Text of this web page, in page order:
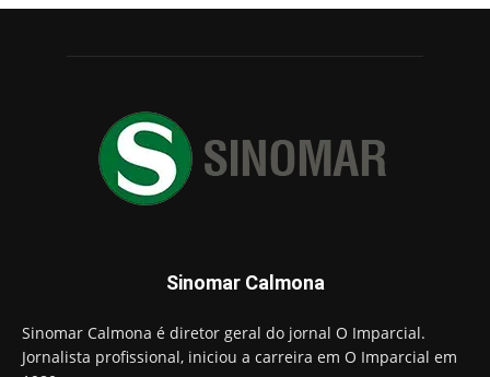
Sinomar Calmona
Sinomar Calmona é diretor geral do jornal O Imparcial.
Jornalista profissional, iniciou a carreira em O Imparcial em